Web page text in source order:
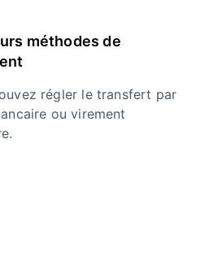
méthodes de
régler le transfert par
ou virement